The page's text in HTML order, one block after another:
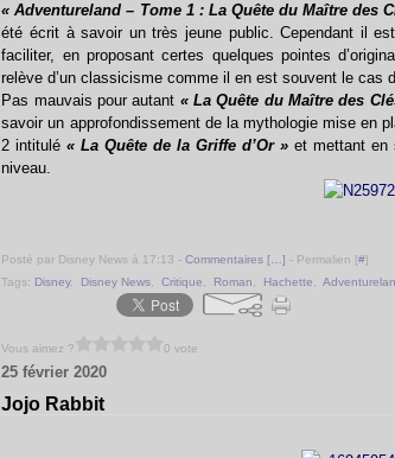
« Adventureland – Tome 1 : La Quête du Maître des
été écrit à savoir un très jeune public. Cependant il
faciliter, en proposant certes quelques pointes
relève d’un classicisme comme il en est souvent le cas
Pas mauvais pour autant « La Quête du Maître des
savoir un approfondissement de la mythologie mise en
2 intitulé« La Quête de la Griffe d’Or » et mettant en
niveau.
Posté par Disney News à 17:13 -Commentaires [ …] - Permalien [#]
Tags: Disney, Disney News ,Critique Roman Hachette ,
Vous aimez ? 0 vote
25 février 2020
Jojo Rabbit